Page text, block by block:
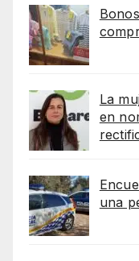
La
en
una